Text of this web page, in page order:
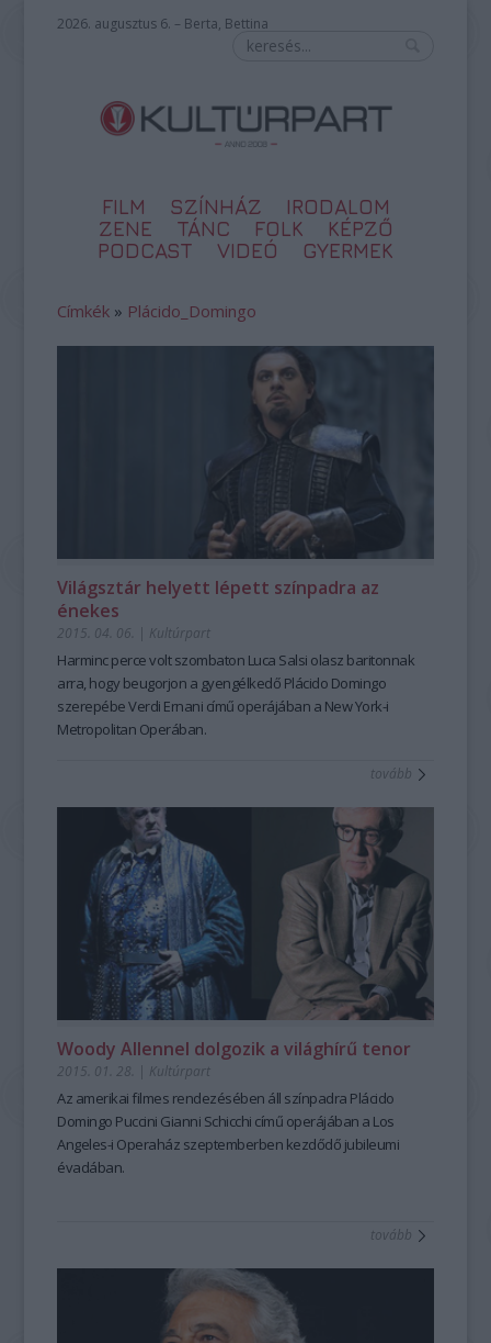
2026. augusztus 6. – Berta, Bettina
FILM SZÍNHÁZ
IRODALOM
ZENE
TÁNC FOLK
KÉPZŐ
PODCAST
VIDEÓ GYERMEK
Címkék » Plácido_Domingo
Világsztár helyett lépett színpadra az
énekes
2015. 04. 06. | Kultúrpart
Harminc perce volt szombaton Luca Salsi olasz baritonnak
arra, hogy beugorjon a gyengélkedő Plácido Domingo
szerepébe Verdi Ernani című operájában a New York-i
Metropolitan Operában.
tovább
Woody Allennel dolgozik a világhírű tenor
2015. 01. 28. | Kultúrpart
Az amerikai filmes rendezésében áll színpadra Plácido
Domingo Puccini Gianni Schicchi című operájában a Los
Angeles-i Operaház szeptemberben kezdődő jubileumi
évadában.
tovább